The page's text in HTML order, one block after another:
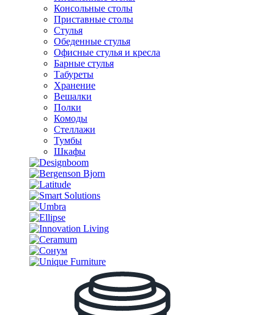
Консольные столы
Приставные столы
Стулья
Обеденные стулья
Офисные стулья и кресла
Барные стулья
Табуреты
Хранение
Вешалки
Полки
Комоды
Стеллажи
Тумбы
Шкафы